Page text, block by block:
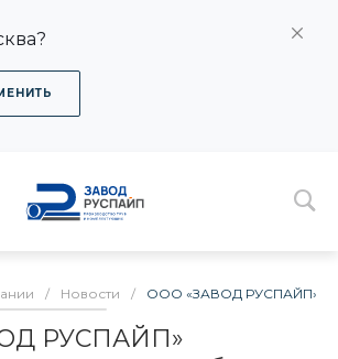
/ Новости / ООО «ЗАВОД РУСПАЙП»
РУСПАЙП»